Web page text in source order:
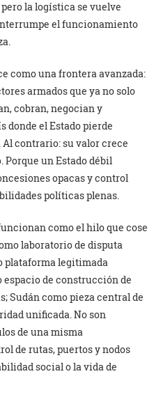
la logística se vuelve
el funcionamiento
como una frontera avanzada:
armados que ya no solo
cobran, negocian y
el Estado pierde
contrario: su valor crece
Porque un Estado débil
opacas y control
políticas plenas.
como el hilo que cose
laboratorio de disputa
plataforma legitimada
de construcción de
Sudán como pieza central de
unificada. No son
de una misma
de rutas, puertos y nodos
social o la vida de